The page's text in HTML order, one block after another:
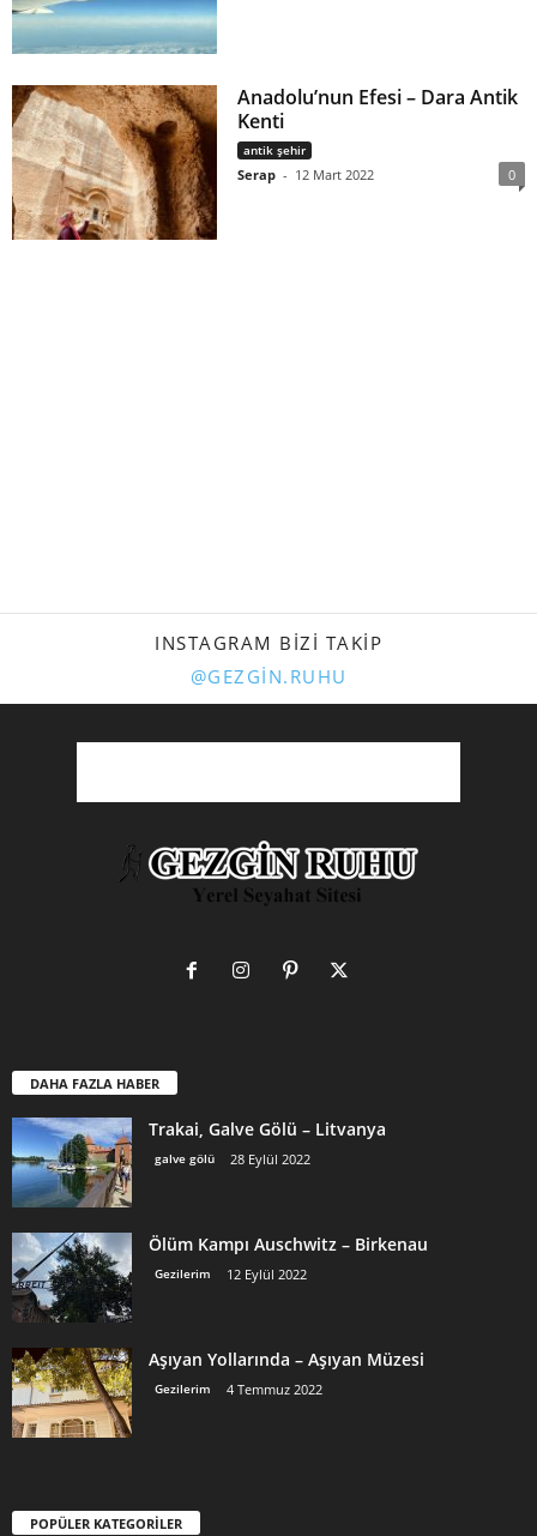
Anadolu’nun Efesi – Dara Antik
Kenti
antik şehir
Serap - 12 Mart 2022 0
INSTAGRAM BIZI TAKIP
@GEZGIN.RUHU
DAHA FAZLA HABER
Trakai, Galve Gölü – Litvanya
galve gölü 28 Eylül 2022
Ölüm Kampı Auschwitz – Birkenau
Gezilerim 12 Eylül 2022
Aşıyan Yollarında – Aşıyan Müzesi
Gezilerim 4 Temmuz 2022
POPÜLER KATEGORİLER